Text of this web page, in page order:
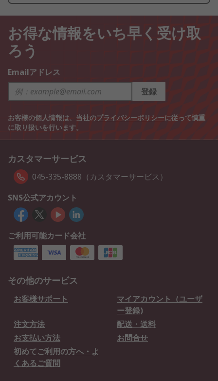
お得な情報をいち早く受け取
ろう
Emailアドレス
登録
お客様の個人情報は、当社のプライバシーポリシーに従って慎重
に取り扱いを行います。
カスタマーサービス
045-335-8888（カスタマーサービス）
SNS公式アカウント
ご利用可能カード会社
その他のサービス
お客様サポート
マイアカウント（ユーザ
ー登録)
注文方法
配送・送料
お支払い方法
お問合せ
初めてご利用の方へ・よ
くあるご質問